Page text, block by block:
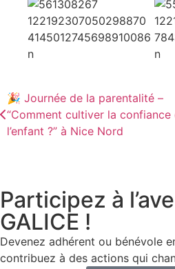
🎉 Journée de la parentalité –
“Comment cultiver la confiance
l’enfant ?” à Nice Nord
Participez à
GALICE !
Devenez adhérent ou bénévole
contribuez à des actions qui